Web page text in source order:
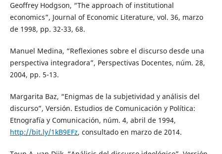
Geoffrey Hodgson, “The approach of institutional
economics”, Journal of Economic Literature, vol. 36, marzo
de 1998, pp. 32-33, 68.
Manuel Medina, “Reflexiones sobre el discurso desde una
perspectiva integradora”, Perspectivas Docentes, núm. 28,
2004, pp. 5-13.
Margarita Baz, “Enigmas de la subjetividad y análisis del
discurso”, Versión. Estudios de Comunicación y Política:
Etnografía y Comunicación, núm. 4, abril de 1994,
http://bit.ly/1kB9EFz, consultado en marzo de 2014.